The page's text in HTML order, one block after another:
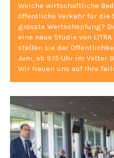
Welche wirtschaftliche
öffentliche Verkehr für die
grösste Wertschöpfung?
eine neue Studie von LITRA
stellen sie der
Juni, ab 9.15 Uhr im Vatter
Wir freuen uns auf Ihre